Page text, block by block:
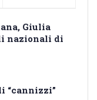
Giulia
nazionali di
“cannizzi”